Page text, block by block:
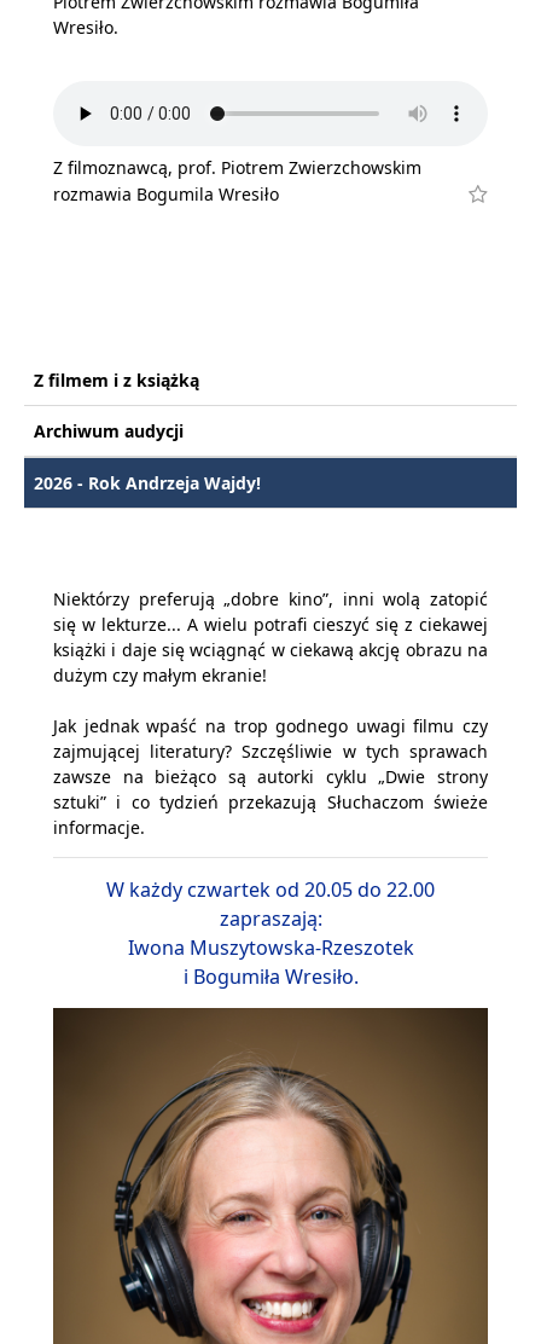
Wresiło.
Z filmoznawcą, prof. Piotrem Zwierzchowskim
rozmawia Bogumila Wresiło
Z filmem i z książką
Archiwum audycji
2026 - Rok Andrzeja Wajdy!
Niektórzy preferują „dobre kino”, inni wolą zatopić
się w lekturze... A wielu potrafi cieszyć się z ciekawej
książki i daje się wciągnąć w ciekawą akcję obrazu na
dużym czy małym ekranie!
Jak jednak wpaść na trop godnego uwagi filmu czy
zajmującej literatury? Szczęśliwie w tych sprawach
zawsze na bieżąco są autorki cyklu „Dwie strony
sztuki” i co tydzień przekazują Słuchaczom świeże
informacje.
W każdy czwartek od 20.05 do 22.00
zapraszają:
Iwona Muszytowska-Rzeszotek
i Bogumiła Wresiło.